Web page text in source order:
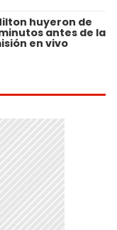
huyeron de
antes de la
en vivo